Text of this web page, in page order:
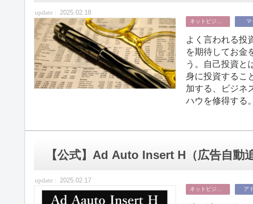
2025.02.18
マ
よく言われる投
を期待してお金
う。自己投資と
身に投資するこ
加する、ビジネ
ハウを修得する
【公式】Ad Auto Insert H（広告自動
2025.02.17
ア